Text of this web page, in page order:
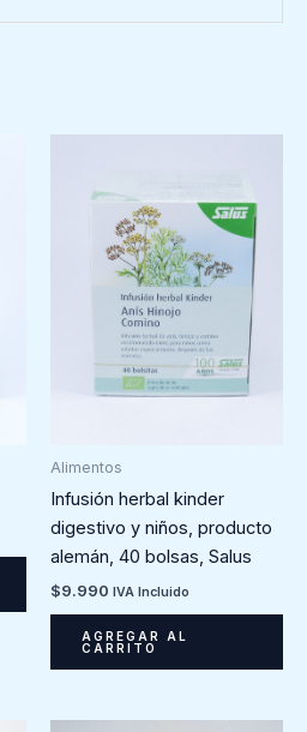
Alimentos
Infusión herbal kinder
digestivo y niños, producto
alemán, 40 bolsas, Salus
$9.990 IVA Incluido
AGREGAR AL
CARRITO